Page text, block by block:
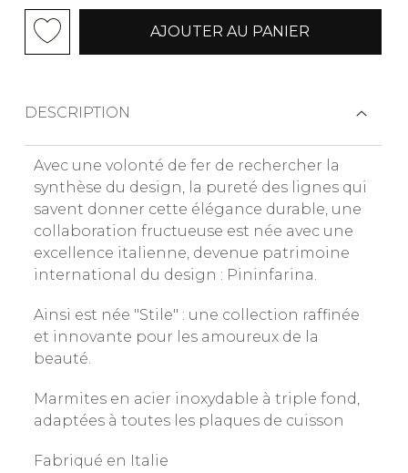
AJOUTER AU PANIER
DESCRIPTION
Avec une volonté de fer de rechercher la
synthèse du design, la pureté des lignes qui
savent donner cette élégance durable, une
collaboration fructueuse est née avec une
excellence italienne, devenue patrimoine
international du design : Pininfarina.
Ainsi est née "Stile" : une collection raffinée
et innovante pour les amoureux de la
beauté.
Marmites en acier inoxydable à triple fond,
adaptées à toutes les plaques de cuisson
Fabriqué en Italie